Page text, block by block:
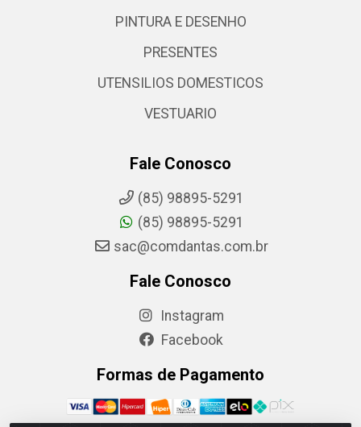
PINTURA E DESENHO
PRESENTES
UTENSILIOS DOMESTICOS
VESTUARIO
Fale Conosco
(85) 98895-5291
(85) 98895-5291
sac@comdantas.com.br
Fale Conosco
Instagram
Facebook
Formas de Pagamento